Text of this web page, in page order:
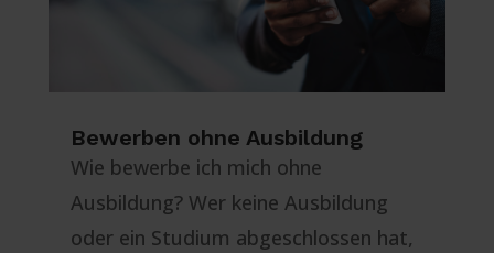
Bewerben ohne Ausbildung
Wie bewerbe ich mich ohne
Ausbildung? Wer keine Ausbildung
oder ein Studium abgeschlossen hat,